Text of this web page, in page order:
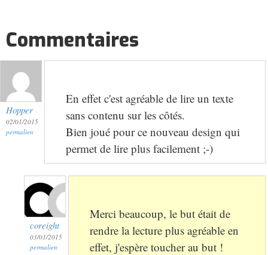
Commentaires
Hopper
02/01/2015
permalien
En effet c'est agréable de lire un texte
sans contenu sur les côtés.
Bien joué pour ce nouveau design qui
permet de lire plus facilement ;-)
coreight
03/01/2015
permalien
Merci beaucoup, le but était de
rendre la lecture plus agréable en
effet, j'espère toucher au but !